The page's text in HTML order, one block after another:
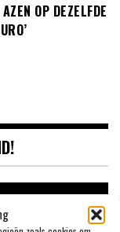
OP DEZELFDE